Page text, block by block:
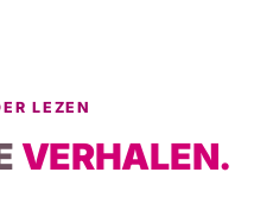
LEZEN
VERHALEN.